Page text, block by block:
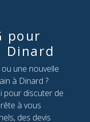
pour
Dinard
une nouvelle
à Dinard ?
pour discuter de
à vous
des devis